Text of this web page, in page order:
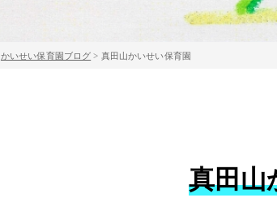
かいせい保育園ブログ > 真田山かいせい保育園
真田山